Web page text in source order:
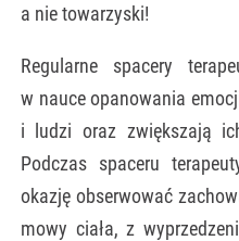
a nie towarzyski!
Regularne spacery
w nauce opanowania
i ludzi oraz zwiększają
Podczas spaceru
okazję obserwować
mowy ciała, z